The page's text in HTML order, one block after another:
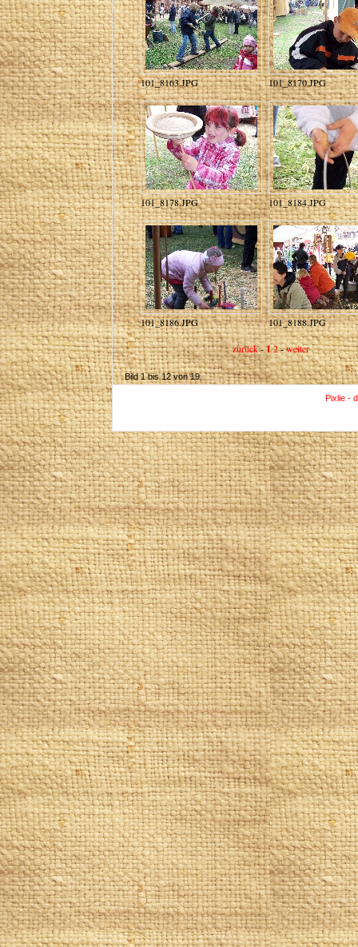
101_8163.JPG 101_8170.JPG
101_8178.JPG 101_8184.JPG
101_8186.JPG 101_8188.JPG
zurück-12-weiter
Bild 1 bis 12 von 19
Pixlie -